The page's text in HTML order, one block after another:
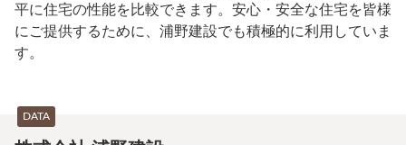
平に住宅の性能を比較できます。安心・安全な住宅を皆様
にご提供するために、浦野建設でも積極的に利用していま
す。
DATA